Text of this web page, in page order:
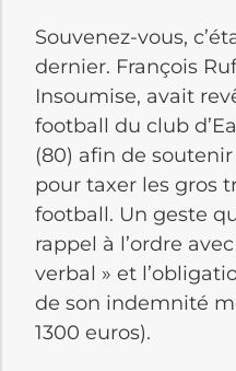
Souvenez-vous,
dernier. François
Insoumise, avait
football du club
(80) afin de
pour taxer les gros
football. Un geste
rappel à l’ordre
verbal » et
de son indemnité
1300 euros).